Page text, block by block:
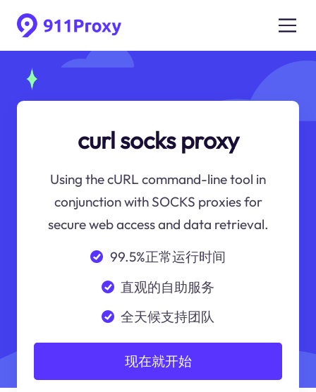
curl socks proxy
Using the cURL command-line tool in
conjunction with SOCKS proxies for
secure web access and data retrieval.
99.5%正常运行时间
直观的自助服务
全天候支持团队
现在就开始